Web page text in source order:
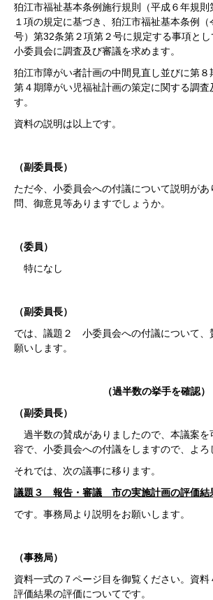
狛江市福祉基本条例施行規則（平成６年規
１項の規定に基づき、狛江市福祉基本条例（
号）第32条第２項第２号に規定する事項と
小委員会に調査及び審議を求めます。
狛江市障がい者計画の中間見直し並びに第８
第４期障がい児福祉計画の策定に関する調査
す。
資料の説明は以上です。
（副委員長）
ただ今、小委員会への付議について説明が
問、御意見等ありますでしょうか。
（委員）
特になし
（副委員長）
では、議題２ 小委員会への付議について、
願いします。
（過半数の挙手を確認）
（副委員長）
過半数の賛成がありましたので、本議案を
容で、小委員会への付議をしますので、よろ
それでは、次の議事に移ります。
議題３ 報告・審議 市の実施計画の評価結
です。事務局より説明をお願いします。
（事務局）
資料一式の７ページ目を御覧ください。資
評価結果の評価についてです。